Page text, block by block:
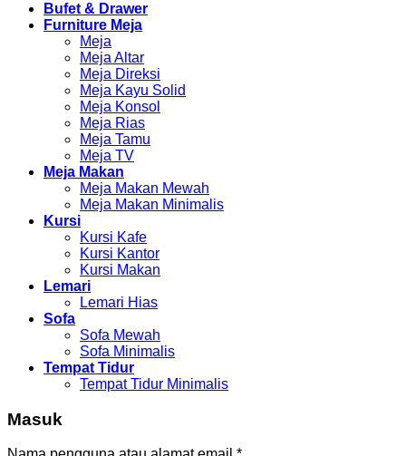
Bufet & Drawer
Furniture Meja
Meja
Meja Altar
Meja Direksi
Meja Kayu Solid
Meja Konsol
Meja Rias
Meja Tamu
Meja TV
Meja Makan
Meja Makan Mewah
Meja Makan Minimalis
Kursi
Kursi Kafe
Kursi Kantor
Kursi Makan
Lemari
Lemari Hias
Sofa
Sofa Mewah
Sofa Minimalis
Tempat Tidur
Tempat Tidur Minimalis
Masuk